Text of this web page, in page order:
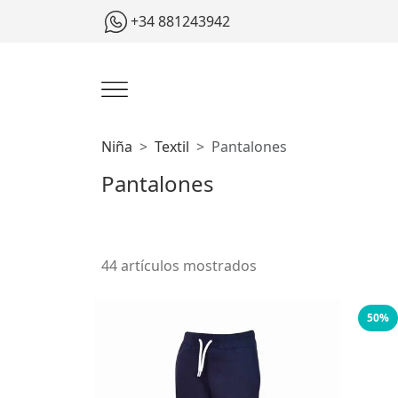
+34 881243942
Niña Textil Pantalones
Pantalones
44 artículos mostrados
50%